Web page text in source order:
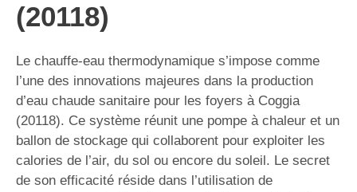
(20118)
Le chauffe-eau thermodynamique s’impose comme
l’une des innovations majeures dans la production
d’eau chaude sanitaire pour les foyers à Coggia
(20118). Ce système réunit une pompe à chaleur et un
ballon de stockage qui collaborent pour exploiter les
calories de l’air, du sol ou encore du soleil. Le secret
de son efficacité réside dans l’utilisation de